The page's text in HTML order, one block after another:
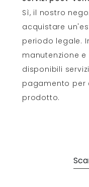
Sì, il nostro
acquistare
periodo legale.
manutenzione
disponibili
pagamento per
prodotto.